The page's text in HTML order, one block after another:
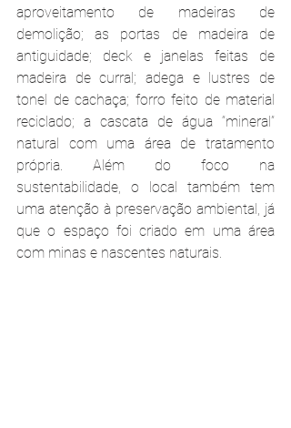
aproveitamento de madeiras de
demolição; as portas de madeira de
antiguidade; deck e janelas feitas de
madeira de curral; adega e lustres de
tonel de cachaça; forro feito de material
reciclado; a cascata de água “mineral”
natural com uma área de tratamento
própria. Além do foco na
sustentabilidade, o local também tem
uma atenção à preservação ambiental, já
que o espaço foi criado em uma área
com minas e nascentes naturais.